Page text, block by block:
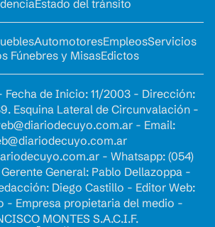
Estado del tránsito
AutomotoresEmpleosServicios
Fúnebres y MisasEdictos
Fecha de Inicio: 11/2003 - Dirección:
Esquina Lateral de Circunvalación -
- Email:
- Whatsapp: (054)
General: Pablo Dellazoppa -
Diego Castillo - Editor Web:
- Empresa propietaria del medio -
MONTES S.A.C.I.F.